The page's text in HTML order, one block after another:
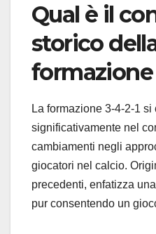
Qual è il
storico
formazione
La formazione 3-4-2-1 si
significativamente nel
cambiamenti negli
giocatori nel calcio.
precedenti, enfatizza
pur consentendo un